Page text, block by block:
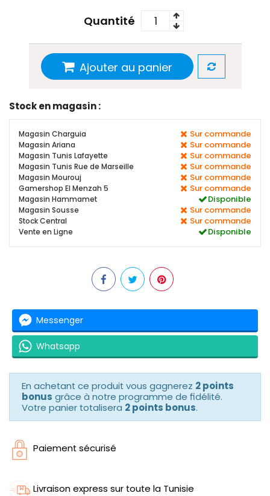
Quantité
Ajouter au panier
Stock en magasin :
Magasin Charguia Sur commande
Magasin Ariana Sur commande
Magasin Tunis Lafayette Sur commande
Magasin Tunis Rue de Marseille Sur commande
Magasin Mourouj Sur commande
Gamershop El Menzah 5 Sur commande
Magasin Hammamet Disponible
Magasin Sousse Sur commande
Stock Central Sur commande
Vente en Ligne Disponible
Messenger
Whatsapp
En achetant ce produit vous gagnerez 2 points
bonus grâce à notre programme de fidélité.
Votre panier totalisera 2 points bonus.
Paiement sécurisé
Livraison express sur toute la Tunisie